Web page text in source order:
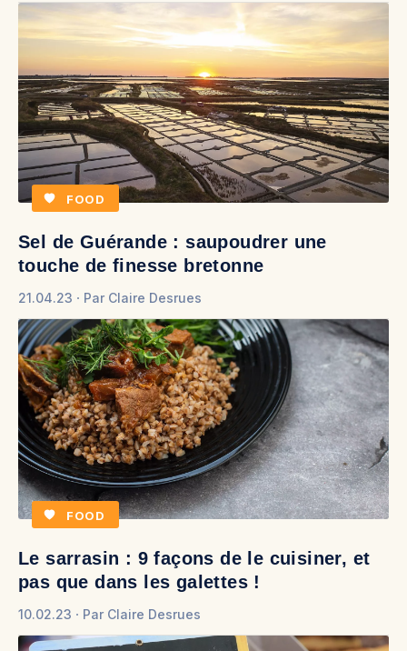
FOOD
Sel de Guérande : saupoudrer une
touche de finesse bretonne
21.04.23 Par Claire Desrues
FOOD
Le sarrasin : 9 façons de le cuisiner, et
pas que dans les galettes !
10.02.23 Par Claire Desrues